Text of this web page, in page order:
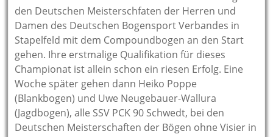
den Deutschen Meisterschfaten der Herren und
Damen des Deutschen Bogensport Verbandes in
Stapelfeld mit dem Compoundbogen an den Start
gehen. Ihre erstmalige Qualifikation für dieses
Championat ist allein schon ein riesen Erfolg. Eine
Woche später gehen dann Heiko Poppe
(Blankbogen) und Uwe Neugebauer-Wallura
(Jagdbogen), alle SSV PCK 90 Schwedt, bei den
Deutschen Meisterschaften der Bögen ohne Visier in